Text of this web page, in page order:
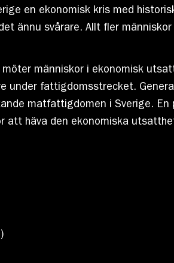
en ekonomisk kris med
ännu svårare. Allt fler
människor i ekonomisk
under fattigdomsstrecket.
matfattigdomen i Sverige. En
att häva den ekonomiska